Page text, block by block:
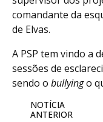
comandante da
de Elvas.
A PSP tem vindo a
sessões de
sendo o bullyingo
NOTÍCIA
ANTERIOR